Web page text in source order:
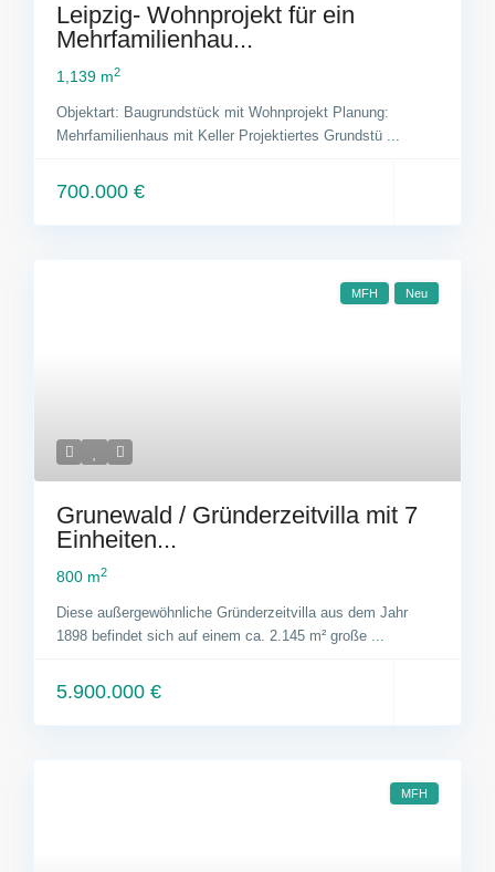
Leipzig- Wohnprojekt für ein
Mehrfamilienhau...
1,139 m2
Objektart: Baugrundstück mit Wohnprojekt Planung:
Mehrfamilienhaus mit Keller Projektiertes Grundstü ...
700.000 €
MFH Neu
Grunewald / Gründerzeitvilla mit 7
Einheiten...
800 m2
Diese außergewöhnliche Gründerzeitvilla aus dem Jahr
1898 befindet sich auf einem ca. 2.145 m² große ...
5.900.000 €
MFH